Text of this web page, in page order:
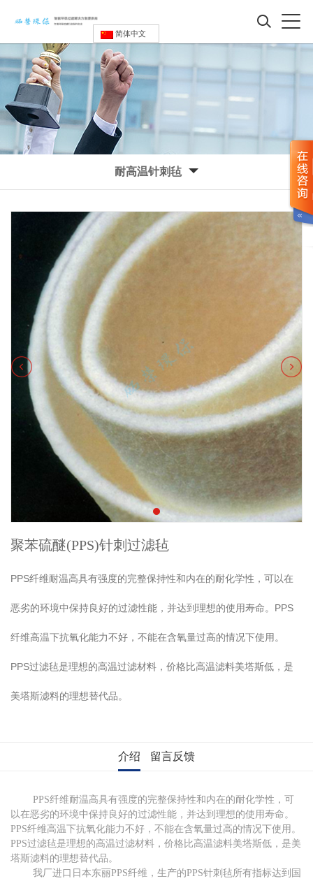
简体中文
耐高温针刺毡
聚苯硫醚(PPS)针刺过滤毡
PPS纤维耐温高具有强度的完整保持性和内在的耐化学性，可以在
恶劣的环境中保持良好的过滤性能，并达到理想的使用寿命。PPS
纤维高温下抗氧化能力不好，不能在含氧量过高的情况下使用。
PPS过滤毡是理想的高温过滤材料，价格比高温滤料美塔斯低，是
美塔斯滤料的理想替代品。
介绍 留言反馈
PPS纤维耐温高具有强度的完整保持性和内在的耐化学性，可
以在恶劣的环境中保持良好的过滤性能，并达到理想的使用寿命。
PPS纤维高温下抗氧化能力不好，不能在含氧量过高的情况下使用。
PPS过滤毡是理想的高温过滤材料，价格比高温滤料美塔斯低，是美
塔斯滤料的理想替代品。
我厂进口日本东丽PPS纤维，生产的PPS针刺毡所有指标达到国